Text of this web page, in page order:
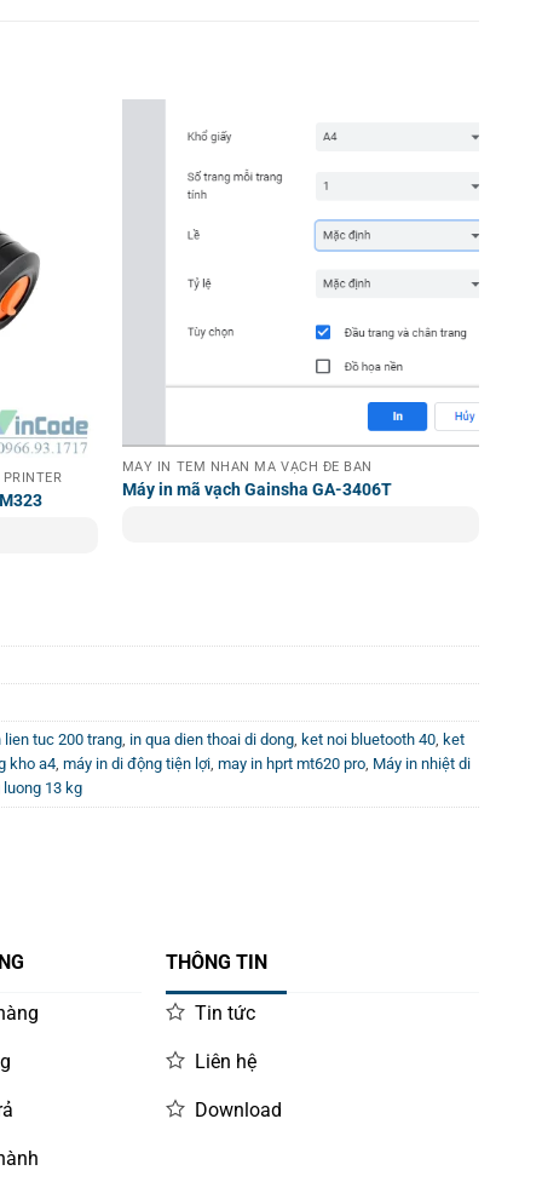
MÁY IN TEM NHÃN MÃ VẠCH ĐỂ BÀN
Máy in mã vạch Gainsha GA-3406T
lien tuc 200 trang in qua dien thoai di dong ket noi bluetooth 40 ket
kho a4 máy in di động tiện lợi may in hprt mt620 pro Máy in nhiệt di
luong 13 kg
THÔNG TIN
Tin tức
Liên hệ
Download